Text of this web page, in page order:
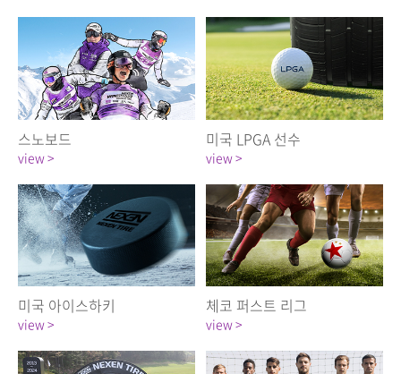
스노보드
view >
미국 LPGA 선수
view >
미국 아이스하키
view >
체코 퍼스트 리그
view >